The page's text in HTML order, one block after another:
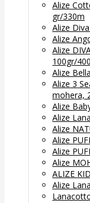
Alize
gr/330m
Alize
Alize
Alize
100gr/
Alize
Alize 3
mohera,
Alize
Alize
Alize
Alize
Alize
Alize
ALIZE
Alize